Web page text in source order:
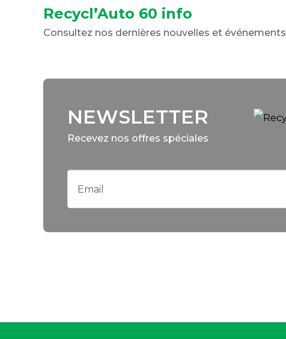
Recycl’Auto 60 info
Consultez nos dernières nouvelles et événements
NEWSLETTER
Recevez nos offres spéciales